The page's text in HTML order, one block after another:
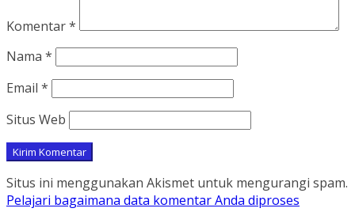
Komentar*
Nama *
Email *
Situs Web
Situs ini menggunakan Akismet untuk mengurangi spam.
Pelajari bagaimana data komentar Anda diproses